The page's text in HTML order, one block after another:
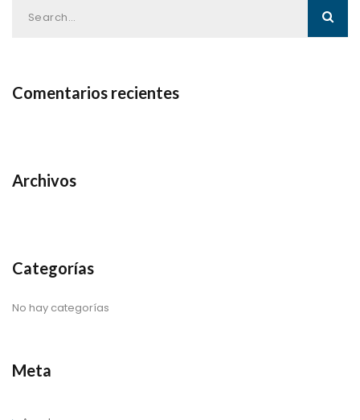
Comentarios recientes
Archivos
Categorías
No hay categorías
Meta